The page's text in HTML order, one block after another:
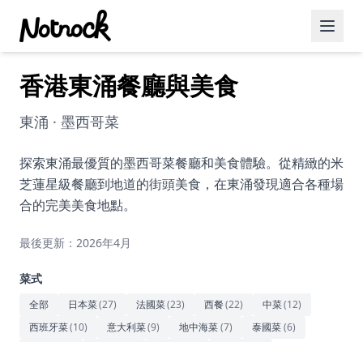
精選活動
博客文章
約會好去處
美食佳餚
藝術文化
香港東涌餐廳與美食
東涌 · 墨西哥菜
探索東涌最優質的墨西哥菜餐廳和美食體驗。從精緻的米
芝蓮星級餐廳到地道的街頭美食，在東涌發現適合各種場
合的完美美食地點。
最後更新：2026年4月
菜式
全部 日本菜(27) 法國菜(23) 西餐(22) 中菜(12)
西班牙菜(10) 意大利菜(9) 地中海菜(7) 泰國菜(6)